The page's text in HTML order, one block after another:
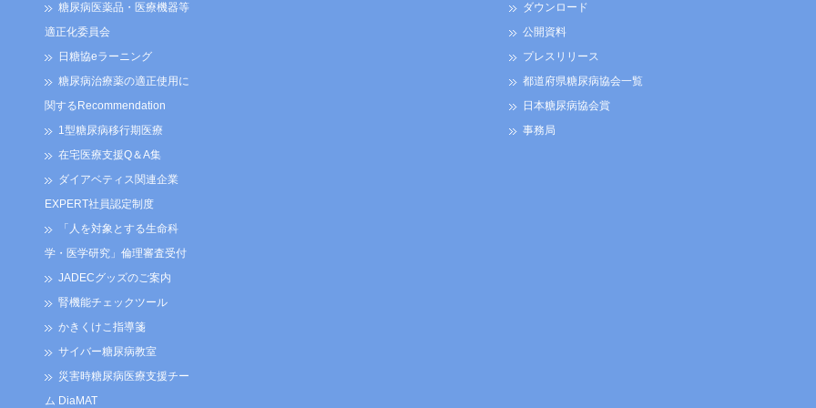
糖尿病医薬品・医療機器等
適正化委員会
日糖協eラーニング
糖尿病治療薬の適正使用に
関するRecommendation
1型糖尿病移行期医療
在宅医療支援Q＆A集
ダイアベティス関連企業
EXPERT社員認定制度
「人を対象とする生命科
学・医学研究」倫理審査受付
JADECグッズのご案内
腎機能チェックツール
かきくけこ指導箋
サイバー糖尿病教室
災害時糖尿病医療支援チー
ム DiaMAT
ダウンロード
公開資料
プレスリリース
都道府県糖尿病協会一覧
日本糖尿病協会賞
事務局